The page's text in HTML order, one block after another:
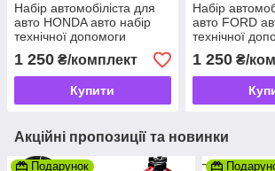
Набір автомобіліста для
авто HONDA авто набір
технічної допомоги
1 250 ₴/комплект
Купити
Набір
авто FORD
технічної
1 250₴/
Акційні пропозиції та новинки
Подарунок